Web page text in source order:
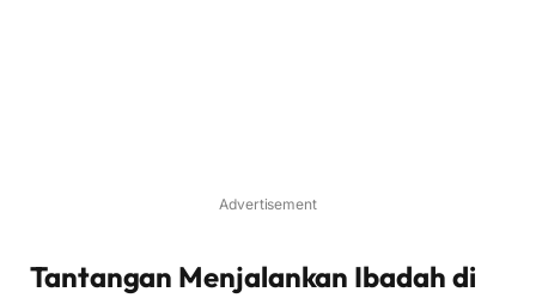
Advertisement
Tantangan Menjalankan Ibadah di